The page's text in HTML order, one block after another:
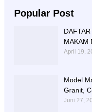
Popular Post
MAKAM
April 19,
Model
Granit,
Juni 27,